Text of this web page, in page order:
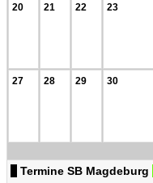
20 21 22 23
27 28 29 30
Termine SB Magdeburg